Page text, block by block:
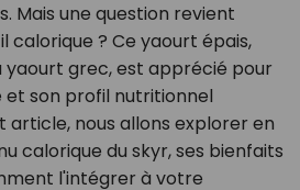
Mais une question revient
calorique ? Ce yaourt épais,
grec, est apprécié pour
son profil nutritionnel
article, nous allons explorer en
calorique du skyr, ses bienfaits
l'intégrer à votre